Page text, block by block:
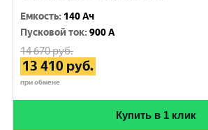
Емкость: 140 Ач
Пусковой ток:900 A
14 670руб.
13 410 руб.
при обмене
Купить в 1 клик